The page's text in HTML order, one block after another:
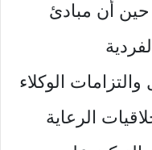
أن مبادئ
الوكلاء
الرعاية